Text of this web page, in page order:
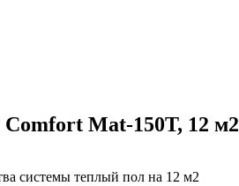
Mat-150T, 12 м2
системы теплый пол на 12 м2